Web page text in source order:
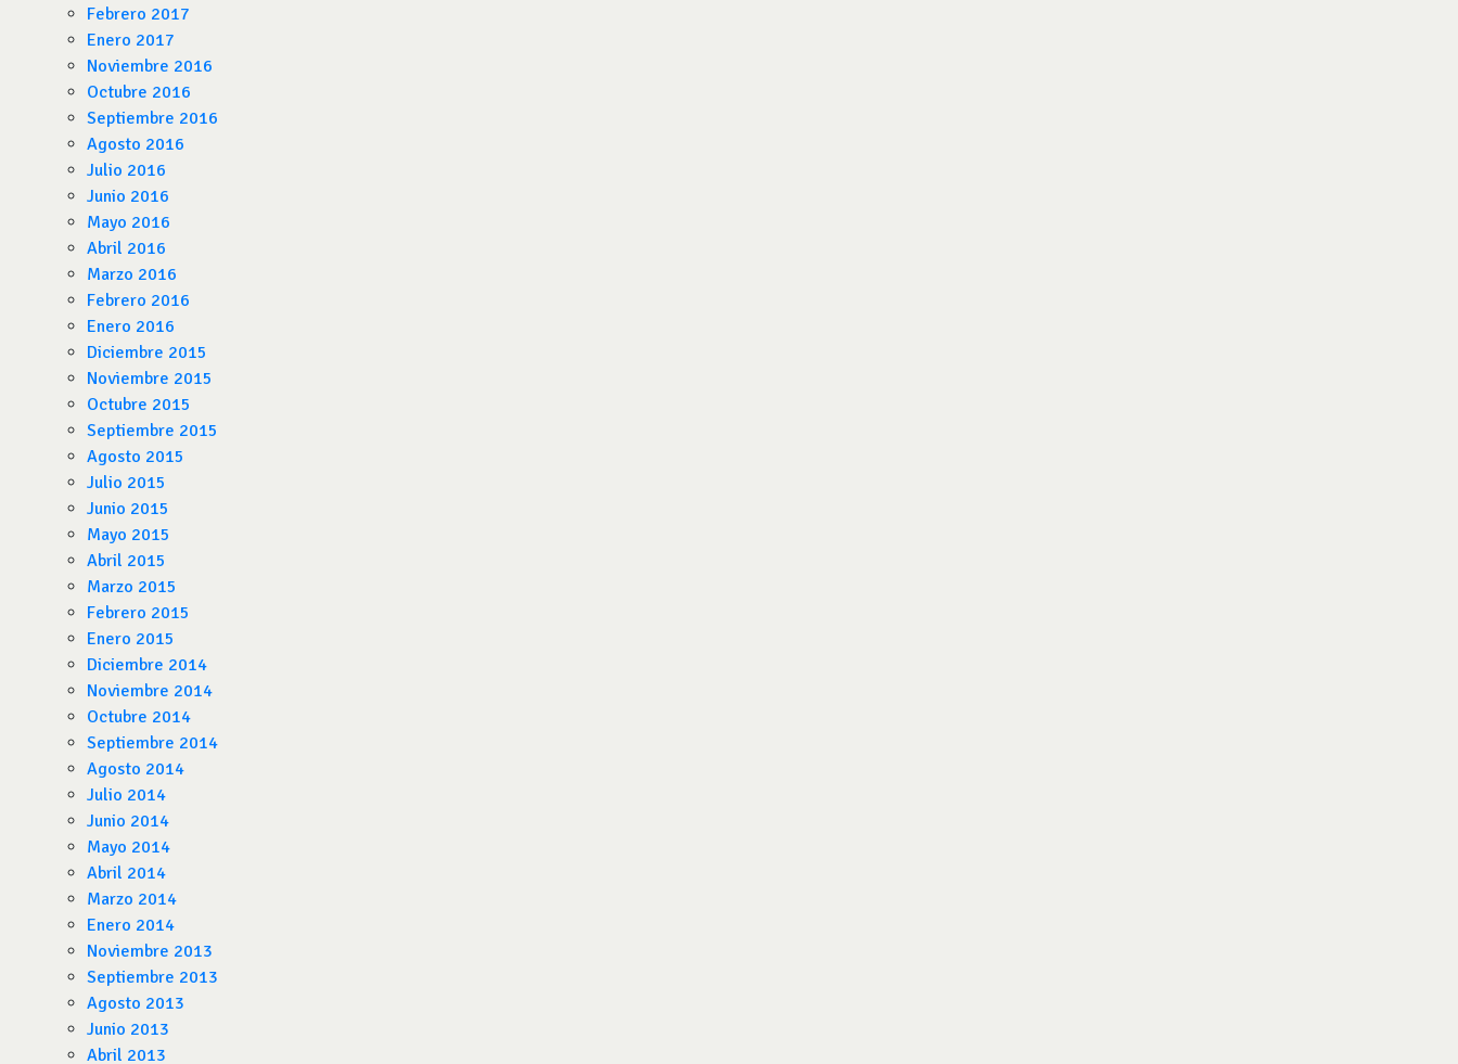
Febrero 2017
Enero 2017
Noviembre 2016
Octubre 2016
Septiembre 2016
Agosto 2016
Julio 2016
Junio 2016
Mayo 2016
Abril 2016
Marzo 2016
Febrero 2016
Enero 2016
Diciembre 2015
Noviembre 2015
Octubre 2015
Septiembre 2015
Agosto 2015
Julio 2015
Junio 2015
Mayo 2015
Abril 2015
Marzo 2015
Febrero 2015
Enero 2015
Diciembre 2014
Noviembre 2014
Octubre 2014
Septiembre 2014
Agosto 2014
Julio 2014
Junio 2014
Mayo 2014
Abril 2014
Marzo 2014
Enero 2014
Noviembre 2013
Septiembre 2013
Agosto 2013
Junio 2013
Abril 2013